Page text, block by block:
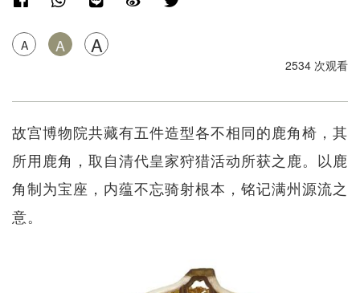
A A A
2534 次观看
故宫博物院共藏有五件造型各不相同的鹿角椅，其
所用鹿角，取自清代皇家狩猎活动所获之鹿。以鹿
角制为宝座，内蕴不忘骑射根本，铭记满州源流之
意。